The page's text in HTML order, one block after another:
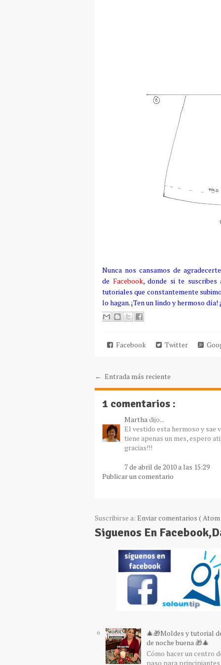
Nunca nos cansamos de
de Facebook, donde si te suscribes
tutoriales que constantemente
lo hagan. ¡Ten un lindo y hermoso
Facebook Twitter
← Entrada más reciente
1 comentarios :
Marthadijo...
El vestido esta hermoso y sae
tiene apenas un mes, espero
gracias!!!
7 de abril de 2010 a las 15:29
Publicar un comentario
Suscribirse a: Enviar comentarios (
Siguenos En
🎄🎁Moldes y tutorial
de noche buena 🎁🎄
Cómo hacer un centro
paso para principiantes